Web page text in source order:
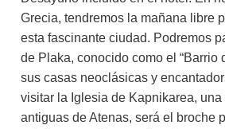
Grecia, tendremos la mañana libre
esta fascinante ciudad. Podremos
de Plaka, conocido como el “Barrio
sus casas neoclásicas y
visitar la Iglesia de Kapnikarea, una
antiguas de Atenas, será el broche